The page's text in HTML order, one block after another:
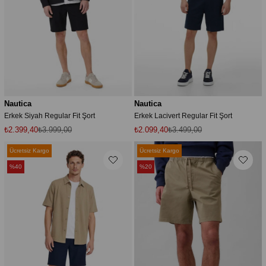
Nautica
Erkek Siyah Regular Fit Şort
₺2.399,40₺3.999,00
Nautica
Erkek Lacivert Regular Fit Şort
₺2.099,40₺3.499,00
Ücretsiz Kargo
%40
Ücretsiz Kargo
%20